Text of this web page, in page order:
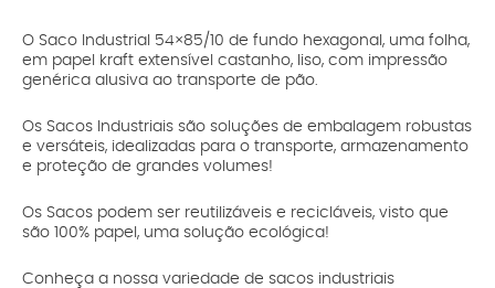
O Saco Industrial 54×85/10 de fundo hexagonal, uma folha,
em papel kraft extensível castanho, liso, com impressão
genérica alusiva ao transporte de pão.
Os Sacos Industriais são soluções de embalagem robustas
e versáteis, idealizadas para o transporte, armazenamento
e proteção de grandes volumes!
Os Sacos podem ser reutilizáveis e recicláveis, visto que
são 100% papel, uma solução ecológica!
Conheça a nossa variedade de sacos industriais